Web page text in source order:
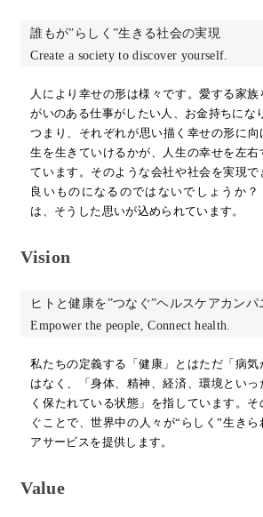
誰もが”らしく”生きる社会の実現
Create a society to discover yourself.
人により幸せの形は様々です。愛する家族
がいのある仕事がしたい人、お金持ちにな
つまり、それぞれが思い描く幸せの形に向
生を生きていけるかが、人生の幸せを左右
ています。そのような会社や社会を実現で
良いものになるのではないでしょうか？
は、そうした思いが込められています。
Vision
ヒトと健康を”つなぐ”ヘルスケアカンパ
Empower the people, Connect health.
私たちの定義する「健康」とはただ「病
はなく、「身体、精神、経済、環境といっ
く保たれている状態」を指しています。
ぐことで、世界中の人々が“らしく”生き
アサービスを提供します。
Value